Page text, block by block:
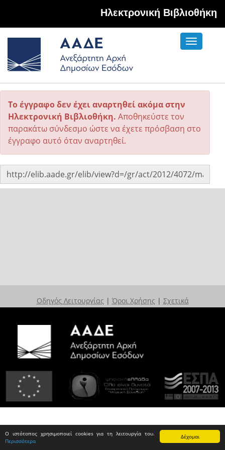
Δέχομαι
Ο ιστότοπος χρησιμοποιεί cookies για τη λειτουργία του.
Περισσότερα
Hλεκτρονική Βιβλιοθήκη
Toggle
Το έγγραφο δεν έχει αναρτηθεί ακόμα στην
Ηλεκτρονική Βιβλιοθήκη. Αποθηκεύστε τον
παρακάτω σύνδεσμο ώστε να έχετε πρόσβαση στο
έγγραφο αυτό όταν αναρτηθεί.
Οδηγός Λειτουργίας | Όροι Χρήσης | Σχετικά